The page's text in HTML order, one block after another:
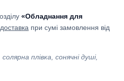
«Обладнання для
при сумі замовлення від
плівка, сонячні душі,